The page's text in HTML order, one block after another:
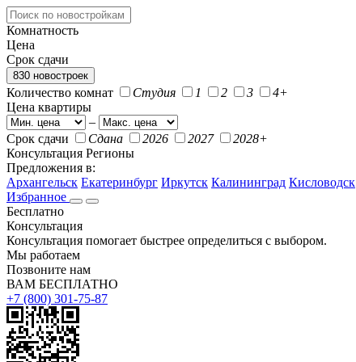
Комнатность
Цена
Срок сдачи
830 новостроек
Количество комнат Студия 1 2 3
4+
Цена квартиры
–
Срок сдачи
Сдана 2026 2027
2028+
Консультация Регионы
Предложения в:
Архангельск Екатеринбург Иркутск Калининград Кисловодск
Избранное
Бесплатно
Консультация
Консультация помогает быстрее определиться с выбором.
Мы работаем
Позвоните нам
ВАМ БЕСПЛАТНО
+7 (800) 301-75-87